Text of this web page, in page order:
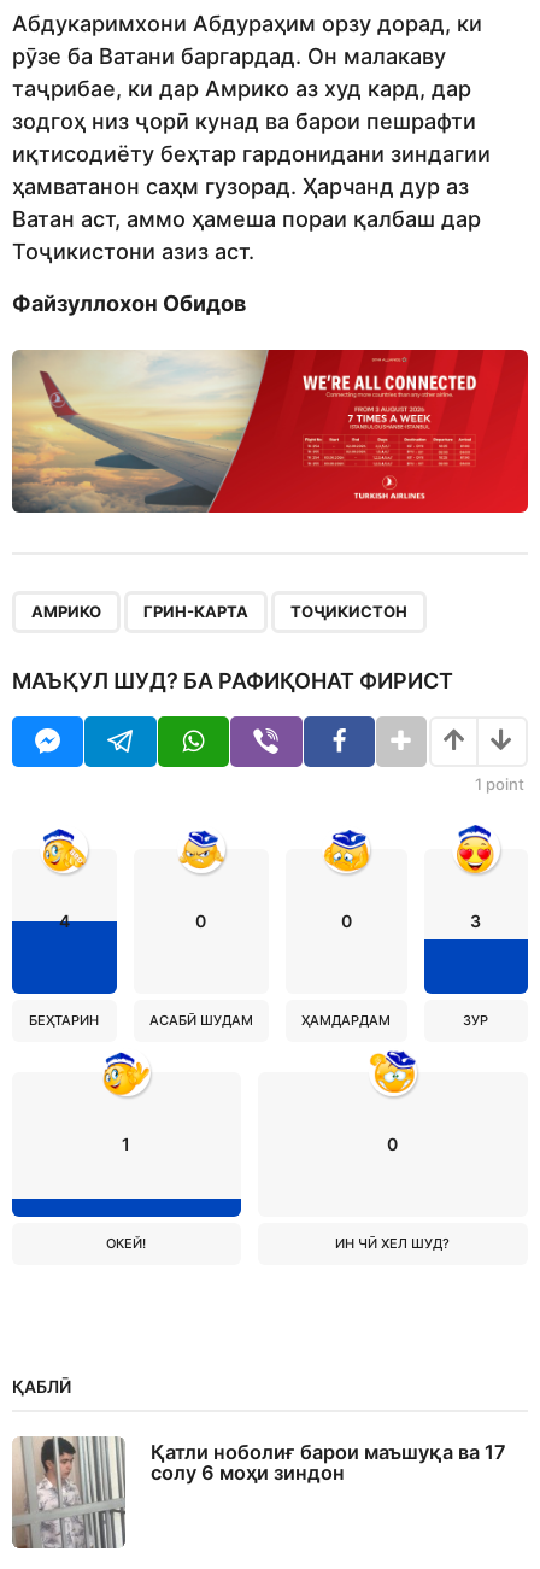
Абдукаримхони Абдураҳим орзу дорад, ки
рӯзе ба Ватани баргардад. Он малакаву
таҷрибае, ки дар Амрико аз худ кард, дар
зодгоҳ низ ҷорӣ кунад ва барои пешрафти
иқтисодиёту беҳтар гардонидани зиндагии
ҳамватанон саҳм гузорад. Ҳарчанд дур аз
Ватан аст, аммо ҳамеша пораи қалбаш дар
Тоҷикистони азиз аст.
Файзуллохон Обидов
АМРИКО ГРИН-КАРТА ТОҶИКИСТОН
МАЪҚУЛ ШУД? БА РАФИҚОНАТ ФИРИСТ
1 point
4
БЕҲТАРИН
0
АСАБӢ ШУДАМ
0
ҲАМДАРДАМ
3
ЗУР
1
ОКЕЙ!
0
ИН ЧӢ ХЕЛ ШУД?
ҚАБЛӢ
Қатли ноболиғ барои маъшуқа ва 17
солу 6 моҳи зиндон